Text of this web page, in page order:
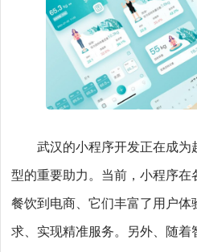
武汉的小程序开发正在成
型的重要助力。当前，小程序在
餐饮到电商、它们丰富了用户体
求、实现精准服务。另外、随着